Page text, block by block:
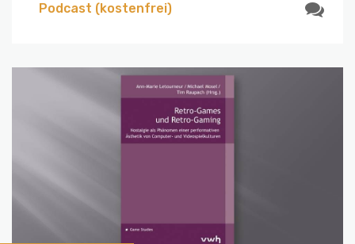
Podcast (kostenfrei)